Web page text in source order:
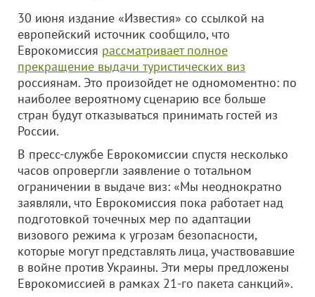
30 июня издание «Известия» со ссылкой на
европейский источник сообщило, что
Еврокомиссия рассматривает полное
прекращение выдачи туристических виз
россиянам. Это произойдет не одномоментно: по
наиболее вероятному сценарию все больше
стран будут отказываться принимать гостей из
России.
В пресс-службе Еврокомиссии спустя несколько
часов опровергли заявление о тотальном
ограничении в выдаче виз: «Мы неоднократно
заявляли, что Еврокомиссия пока работает над
подготовкой точечных мер по адаптации
визового режима к угрозам безопасности,
которые могут представлять лица, участвовавшие
в войне против Украины. Эти меры предложены
Еврокомиссией в рамках 21-го пакета санкций».